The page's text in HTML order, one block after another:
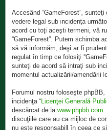
Accesând “GameForest”,
vedere legal sub incidenţa
acord cu toţi aceşti termeni, vă
“GameForest”. Putem schimba
să vă informăm, deşi ar fi
regulat în timp ce folosiţi
sunteţi de acord să intraţi sub
momentul actualizării/amendării
Forumul nostru foloseşte
incidenţa “Licenţei Generală
descărcat de lawww.phpbb.com.
discuţiile care au ca mijloc de
nu este responsabill în ceea ce